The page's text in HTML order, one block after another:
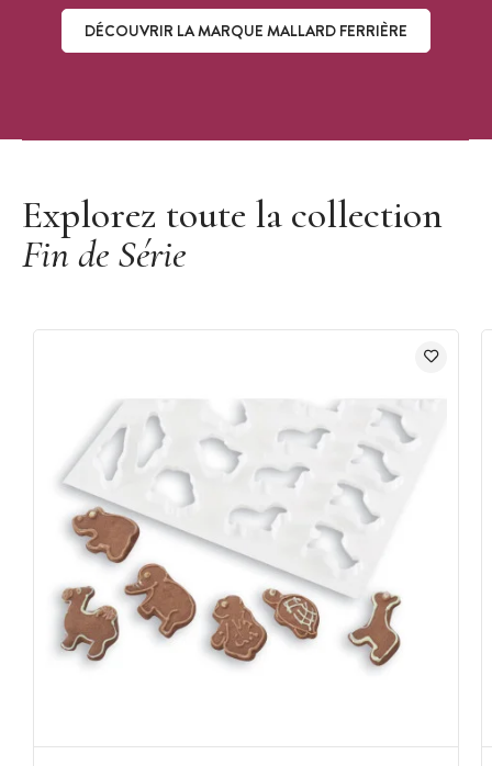
DÉCOUVRIR LA MARQUE MALLARD FERRIÈRE
Explorez toute la collection
Fin de Série